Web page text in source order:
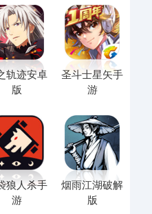
轨迹安卓
版
圣斗士星矢手
游
狼人杀手
游
烟雨江湖破解
版